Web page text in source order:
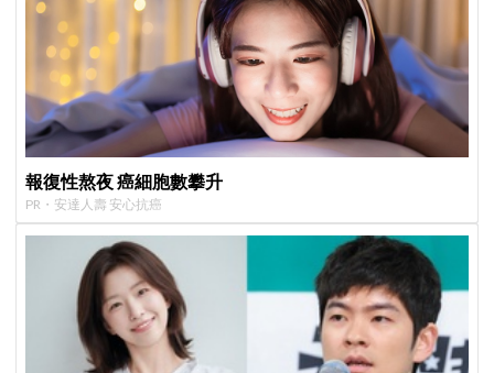
報復性熬夜 癌細胞數攀升
PR・安達人壽 安心抗癌